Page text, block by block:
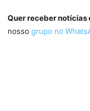
Quer receber notícias
nosso grupo no